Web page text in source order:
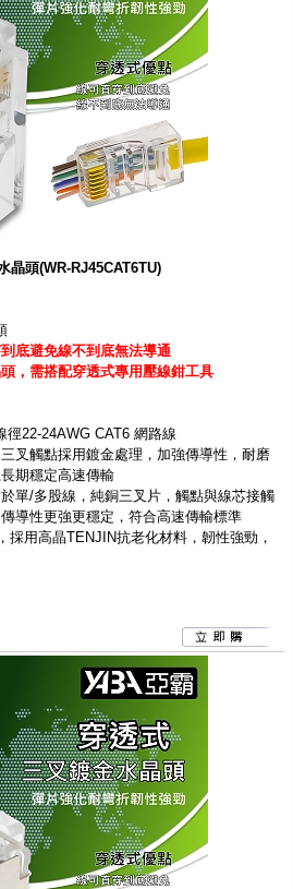
晶頭(WR-RJ45CAT6TU)
底避免線不到底無法導通
，需搭配穿透式專用壓線鉗工具
徑22-24AWG CAT6 網路線
叉觸點採用鍍金處理，加強傳導性，耐磨
期穩定高速傳輸
單/多股線，純銅三叉片，觸點與線芯接觸
導性更強更穩定，符合高速傳輸標準
採用高晶TENJIN抗老化材料，韌性強勁，